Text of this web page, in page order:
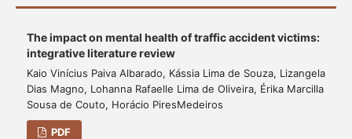
The impact on mental health of traffic accident victims:
integrative literature review
Kaio Vinícius Paiva Albarado, Kássia Lima de Souza, Lizangela
Dias Magno, Lohanna Rafaelle Lima de Oliveira, Érika Marcilla
Sousa de Couto, Horácio PiresMedeiros
PDF